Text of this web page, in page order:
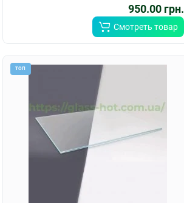
950.00 грн.
Смотреть товар
ТОП